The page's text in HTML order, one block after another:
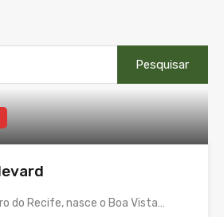
por:
do Recife, nasce o Boa Vista…